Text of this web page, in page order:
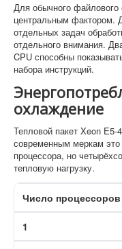
Для обычного файлового
центральным фактором.
отдельных задач
отдельного внимания.
CPU способны
набора инструкций.
охлаждение
Тепловой пакет Xeon
современным меркам это
процессора, но
тепловую нагрузку.
Число процессоров
1